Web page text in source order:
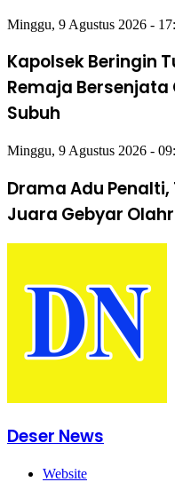
Minggu, 9 Agustus 2026 -
Kapolsek Beringin
Remaja
Subuh
Minggu, 9 Agustus 2026 -
Drama Adu
Juara Gebyar
Deser News
Website